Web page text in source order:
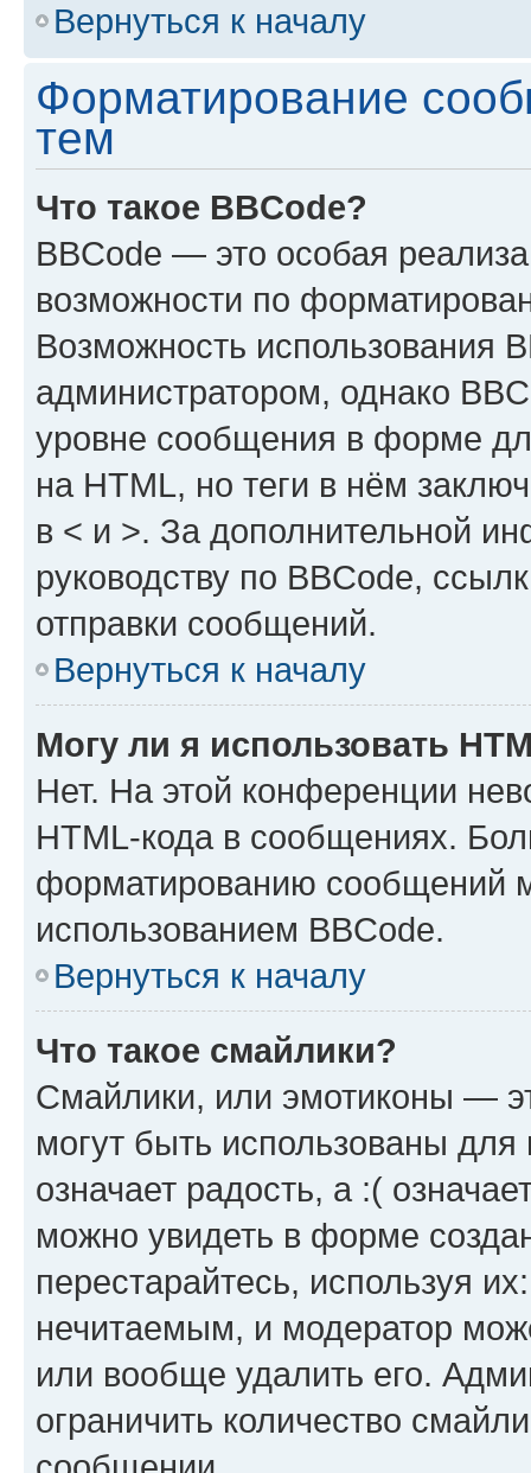
Вернуться к началу
Форматирование
тем
Что такое BBCode?
BBCode — это особая
возможности по
Возможность использования
администратором, однако
уровне сообщения в форме
на HTML, но теги в нём
в < и >. За дополнительной
руководству по BBCode,
отправки сообщений.
Вернуться к началу
Могу ли я использовать
Нет. На этой конференции
HTML-кода в сообщениях.
форматированию сообщений
использованием BBCode.
Вернуться к началу
Что такое смайлики?
Смайлики, или эмотиконы —
могут быть использованы
означает радость, а :(
можно увидеть в форме
перестарайтесь, используя
нечитаемым, и модератор
или вообще удалить его.
ограничить количество